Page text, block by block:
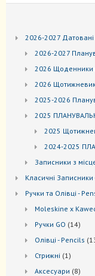
2026-2027
2026-2027
2026 Щоденники
2026
2025-2026
2025
2025
2024-2025
Записники з
Kласичні
Ручки та Олівці -
Moleskine x
Ручки GO 1414
Oлівці - Pencils
Стрижні 1 1
Аксесуари 88